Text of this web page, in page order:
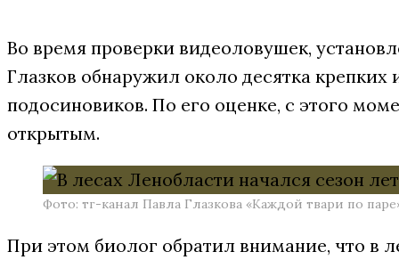
Во время проверки видеоловушек,
Глазков обнаружил около десятка
подосиновикoв. По его оценке, с этого
открытым.
Фото: тг-канал Павла Глазкова «Каждой твари по
При этом биолог обратил внимание, что в